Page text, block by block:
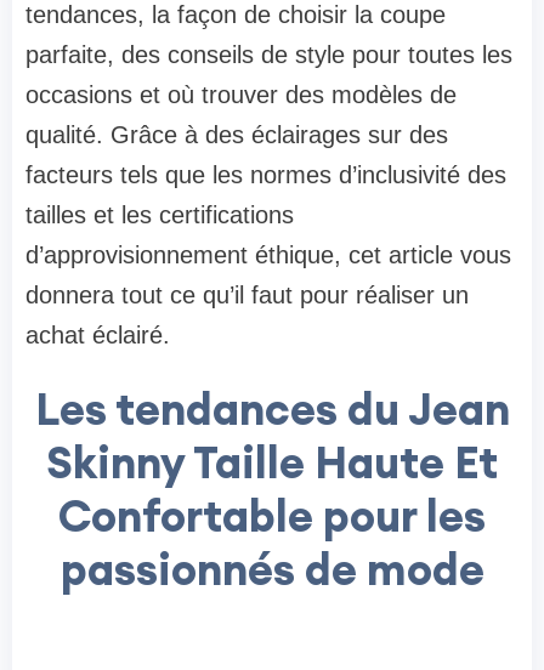
tendances, la façon de choisir la coupe
parfaite, des conseils de style pour toutes les
occasions et où trouver des modèles de
qualité. Grâce à des éclairages sur des
facteurs tels que les normes d’inclusivité des
tailles et les certifications
d’approvisionnement éthique, cet article vous
donnera tout ce qu’il faut pour réaliser un
achat éclairé.
Les tendances du Jean
Skinny Taille Haute Et
Confortable pour les
passionnés de mode